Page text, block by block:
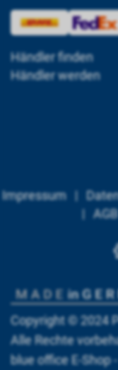
Händler finden
Händler werden
Impressum|
|AGB
Copyright © 2024
Alle Rechte
blue officeE-Shop